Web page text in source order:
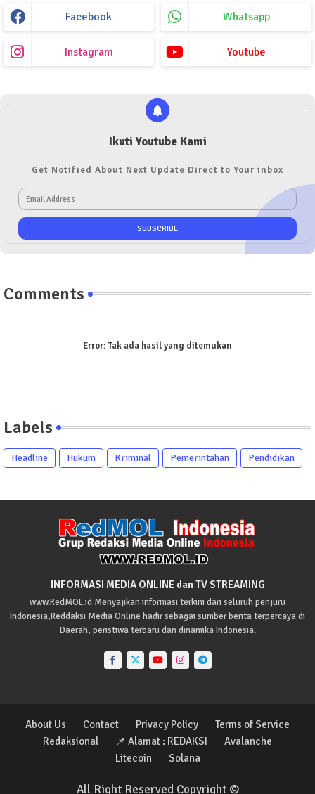
Facebook Whatsapp
Instagram Youtube
Ikuti Youtube Kami
Get Notified About Next Update Direct to Your inbox
Comments
Error:Tak ada hasil yang ditemukan
Labels
Headline Hukum Kriminal Pemerintahan Pendidikan
INFORMASI MEDIA ONLINE dan TV STREAMING
www.RedMOL.id Menyajikan informasi terkini dari seluruh penjuru
Indonesia,Reddaksi Media Online hadir sebagai sumber berita terpercaya di
Daerah, peristiwa terbaru dan dinamika Indonesia.
All Right Reserved Copyright ©
About Us Contact Privacy Policy
Terms of Service
Redaksional
📌 Alamat : REDAKSI
Avalanche
Litecoin
Solana